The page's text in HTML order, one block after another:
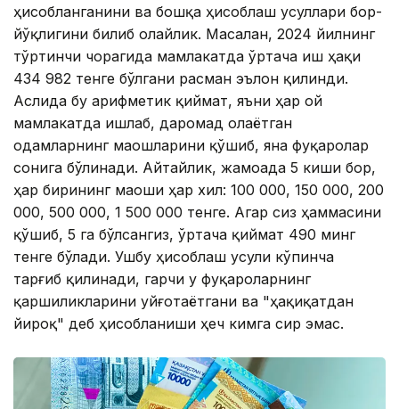
ҳисобланганини ва бошқа ҳисоблаш усуллари бор-
йўқлигини билиб олайлик. Масалан, 2024 йилнинг
тўртинчи чорагида мамлакатда ўртача иш ҳақи
434 982 тенге бўлгани расман эълон қилинди.
Аслида бу арифметик қиймат, яъни ҳар ой
мамлакатда ишлаб, даромад олаётган
одамларнинг маошларини қўшиб, яна фуқаролар
сонига бўлинади. Айтайлик, жамоада 5 киши бор,
ҳар бирининг маоши ҳар хил: 100 000, 150 000, 200
000, 500 000, 1 500 000 тенге. Агар сиз ҳаммасини
қўшиб, 5 га бўлсангиз, ўртача қиймат 490 минг
тенге бўлади. Ушбу ҳисоблаш усули кўпинча
тарғиб қилинади, гарчи у фуқароларнинг
қаршиликларини уйғотаётгани ва "ҳақиқатдан
йироқ" деб ҳисобланиши ҳеч кимга сир эмас.